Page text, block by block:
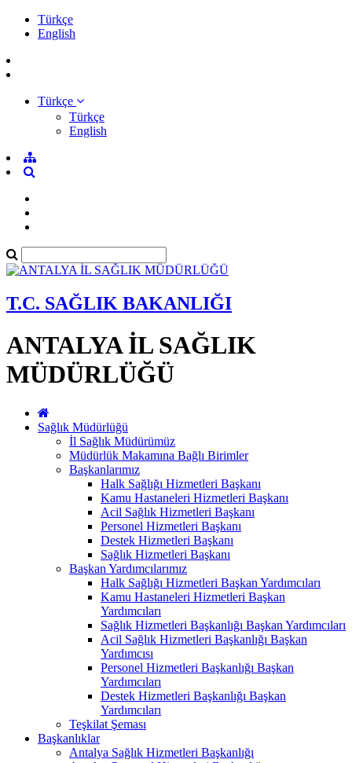
Türkçe
English
Türkçe
Türkçe
English
T.C. SAĞLIK BAKANLIĞI
ANTALYA İL SAĞLIK
MÜDÜRLÜĞÜ
Sağlık Müdürlüğü
İl Sağlık Müdürümüz
Müdürlük Makamına Bağlı Birimler
Başkanlarımız
Halk Sağlığı Hizmetleri Başkanı
Kamu Hastaneleri Hizmetleri Başkanı
Acil Sağlık Hizmetleri Başkanı
Personel Hizmetleri Başkanı
Destek Hizmetleri Başkanı
Sağlık Hizmetleri Başkanı
Başkan Yardımcılarımız
Halk Sağlığı Hizmetleri Başkan Yardımcıları
Kamu Hastaneleri Hizmetleri Başkan
Yardımcıları
Sağlık Hizmetleri Başkanlığı Başkan Yardımcıları
Acil Sağlık Hizmetleri Başkanlığı Başkan
Yardımcısı
Personel Hizmetleri Başkanlığı Başkan
Yardımcıları
Destek Hizmetleri Başkanlığı Başkan
Yardımcıları
Teşkilat Şeması
Başkanlıklar
Antalya Sağlık Hizmetleri Başkanlığı